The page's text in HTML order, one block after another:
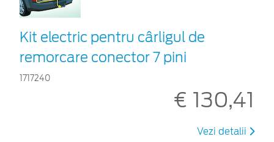
Kit electric pentru cârligul de
remorcare conector 7 pini
1717240
€ 130,41
Vezi detalii